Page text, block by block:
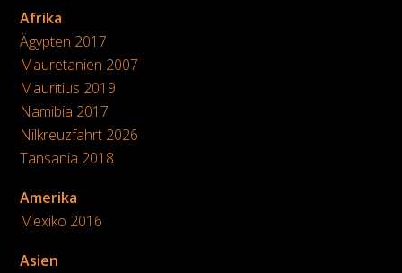
Afrika
Ägypten 2017
Mauretanien 2007
Mauritius 2019
Namibia 2017
Nilkreuzfahrt 2026
Tansania 2018
Amerika
Mexiko 2016
Asien